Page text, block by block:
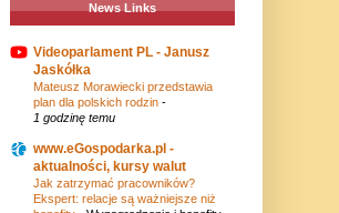
News Links
Videoparlament PL - Janusz
Jaskółka
Mateusz Morawiecki przedstawia
plan dla polskich rodzin -
1 godzinę temu
www.eGospodarka.pl -
aktualności, kursy walut
Jak zatrzymać pracowników?
Ekspert: relacje są ważniejsze niż